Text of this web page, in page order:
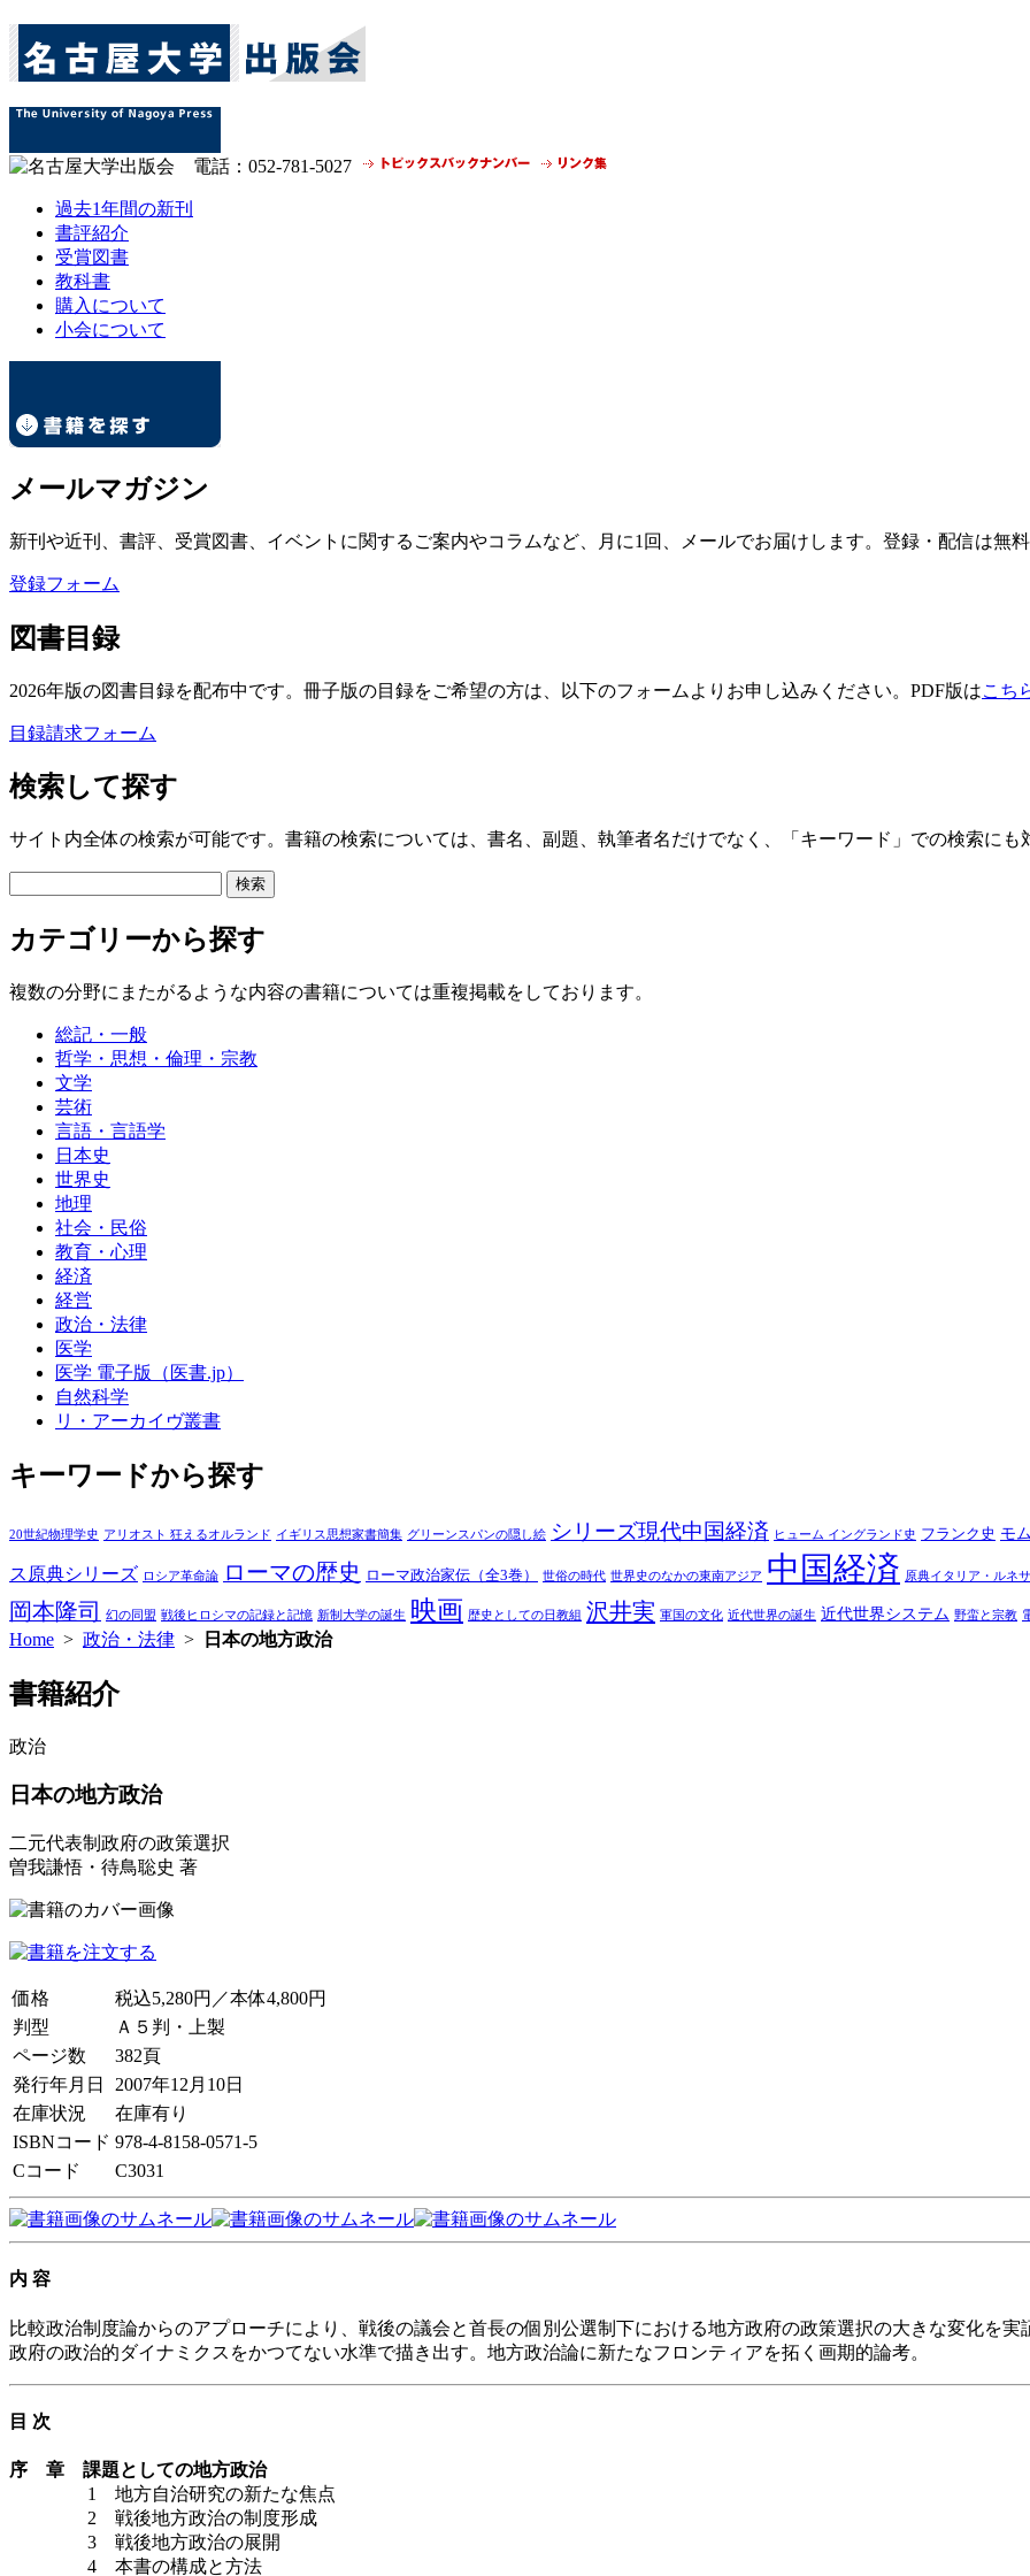
過去1年間の新刊
書評紹介
受賞図書
教科書
購入について
小会について
メールマガジン
新刊や近刊、書評、受賞図書、イベントに関するご案内やコラムなど、月に1回、メールでお届けします。登録・配信は無
登録フォーム
図書目録
2026年版の図書目録を配布中です。冊子版の目録をご希望の方は、以下のフォームよりお申し込みください。PDF版はこち
目録請求フォーム
検索して探す
サイト内全体の検索が可能です。書籍の検索については、書名、副題、執筆者名だけでなく、「キーワード」での検索にも
カテゴリーから探す
複数の分野にまたがるような内容の書籍については重複掲載をしております。
総記・一般
哲学・思想・倫理・宗教
文学
芸術
言語・言語学
日本史
世界史
地理
社会・民俗
教育・心理
経済
経営
政治・法律
医学
医学 電子版（医書.jp）
自然科学
リ・アーカイヴ叢書
キーワードから探す
20世紀物理学史 アリオスト 狂えるオルランド イギリス思想家書簡集 グリーンスパンの隠し絵 シリーズ現代中国経済 ヒューム イングランド史 フランク史 モ
ス原典シリーズ ロシア革命論 ローマの歴史 ローマ政治家伝（全3巻） 世俗の時代 世界史のなかの東南アジア 中国経済 原典イタリア・ルネ
岡本隆司 幻の同盟 戦後ヒロシマの記録と記憶 新制大学の誕生 映画 歴史としての日教組 沢井実 軍国の文化 近代世界の誕生 近代世界システム 野蛮と宗教
Home > 政治・法律 > 日本の地方政治
書籍紹介
政治
日本の地方政治
二元代表制政府の政策選択
曽我謙悟・待鳥聡史 著
価格
税込5,280円／本体4,800円
判型
Ａ５判・上製
ページ数
382頁
発行年月日
2007年12月10日
在庫状況
在庫有り
ISBNコード 978-4-8158-0571-5
Cコード
C3031
内 容
比較政治制度論からのアプローチにより、戦後の議会と首長の個別公選制下における地方政府の政策選択の大きな変化を
政府の政治的ダイナミクスをかつてない水準で描き出す。地方政治論に新たなフロンティアを拓く画期的論考。
目 次
序 章 課題としての地方政治
1 地方自治研究の新たな焦点
2 戦後地方政治の制度形成
3 戦後地方政治の展開
4 本書の構成と方法